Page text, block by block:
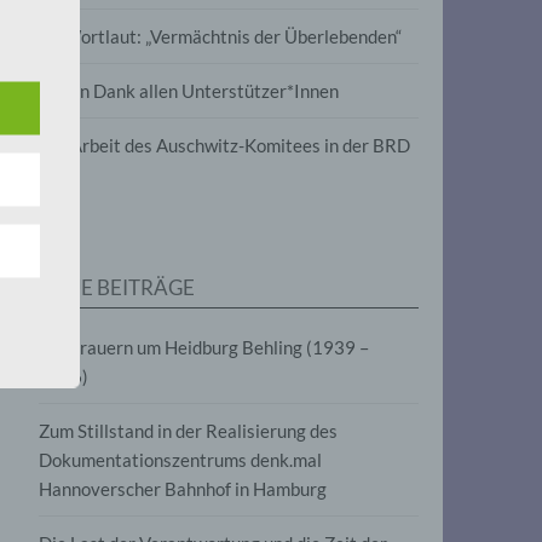
Im Wortlaut: „Vermächtnis der Überlebenden“
Vielen Dank allen Unterstützer*Innen
Zur Arbeit des Auschwitz-Komitees in der BRD
NEUE BEITRÄGE
Wir trauern um Heidburg Behling (1939 –
2026)
Zum Stillstand in der Realisierung des
Dokumentationszentrums denk.mal
Hannoverscher Bahnhof in Hamburg